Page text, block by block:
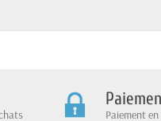
Paiement